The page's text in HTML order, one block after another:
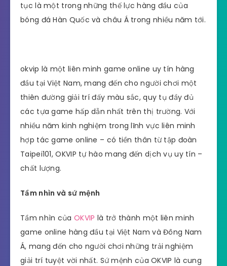
tục là một trong những thế lực hàng đầu của
bóng đá Hàn Quốc và châu Á trong nhiều năm tới.
okvip là một liên minh game online uy tín hàng
đầu tại Việt Nam, mang đến cho người chơi một
thiên đường giải trí đấy màu sắc, quy tụ đầy đủ
các tựa game hấp dẫn nhất trên thị trường. Với
nhiều năm kinh nghiệm trong lĩnh vực liên minh
hợp tác game online – có tiền thân từ tập đoàn
Taipei101, OKVIP tự hào mang đến dịch vụ uy tín –
chất lượng.
Tầm nhìn và sứ mệnh
Tầm nhìn của OKVIP là trở thành một liên minh
game online hàng đầu tại Việt Nam và Đông Nam
Á, mang đến cho người chơi những trải nghiệm
giải trí tuyệt vời nhất. Sứ mệnh của OKVIP là cung